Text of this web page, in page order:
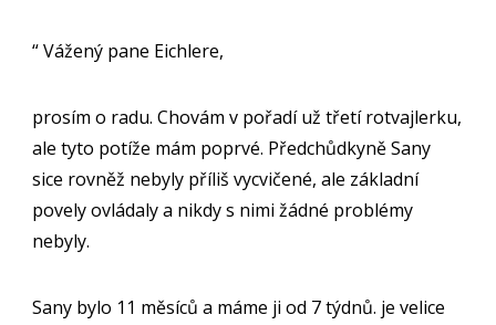
“ Vážený pane Eichlere,
prosím o radu. Chovám v pořadí už třetí rotvajlerku,
ale tyto potíže mám poprvé. Předchůdkyně Sany
sice rovněž nebyly příliš vycvičené, ale základní
povely ovládaly a nikdy s nimi žádné problémy
nebyly.
Sany bylo 11 měsíců a máme ji od 7 týdnů. je velice